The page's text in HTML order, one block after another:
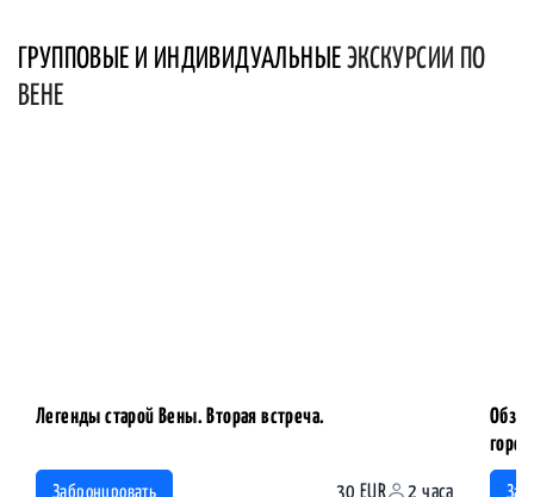
ГРУППОВЫЕ И ИНДИВИДУАЛЬНЫЕ ЭКСКУРСИИ ПО
ВЕНЕ
Легенды старой Вены. Вторая встреча.
Забронировать 30 EUR 2 часа